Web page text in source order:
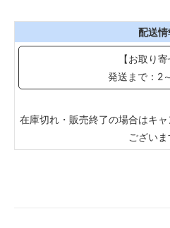
配送情
【お取り寄
発送まで：2
在庫切れ・販売終了の場合はキ
ございま